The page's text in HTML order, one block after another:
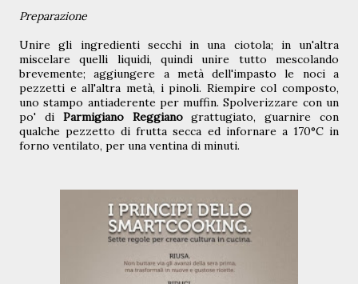
Preparazione
Unire gli ingredienti secchi in una ciotola; in un'altra
miscelare quelli liquidi, quindi unire tutto mescolando
brevemente; aggiungere a metà dell'impasto le noci a
pezzetti e all'altra metà, i pinoli. Riempire col composto,
uno stampo antiaderente per muffin. Spolverizzare con un
po' di Parmigiano Reggianograttugiato, guarnire con
qualche pezzetto di frutta secca ed infornare a 170°C in
forno ventilato, per una ventina di minuti.